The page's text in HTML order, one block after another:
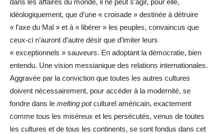
dans les affaires du monde, il ne peut s’agir, pour elle,
idéologiquement, que d’une « croisade » destinée à détruire
« l’axe du Mal » et à « libérer » les peuples, convaincus que
ceux-ci n’auront d’autre désir que d’imiter leurs
« exceptionnels » sauveurs. En adoptant la démocratie, bien
entendu. Une vision messianique des relations internationales.
Aggravée par la conviction que toutes les autres cultures
doivent nécessairement, pour accéder à la modernité, se
fondre dans le melting potculturel américain, exactement
comme tous les miséreux et les persécutés, venus de toutes
les cultures et de tous les continents, se sont fondus dans cet